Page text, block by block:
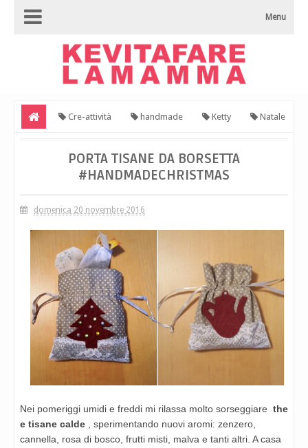
Menu
Cre-attività handmade Ketty Natale
PORTA TISANE DA BORSETTA
#HANDMADECHRISTMAS
domenica 20 novembre 2016
Nei pomeriggi umidi e freddi mi rilassa molto sorseggiare the
e tisane calde , sperimentando nuovi aromi: zenzero,
cannella, rosa di bosco, frutti misti, malva e tanti altri. A casa